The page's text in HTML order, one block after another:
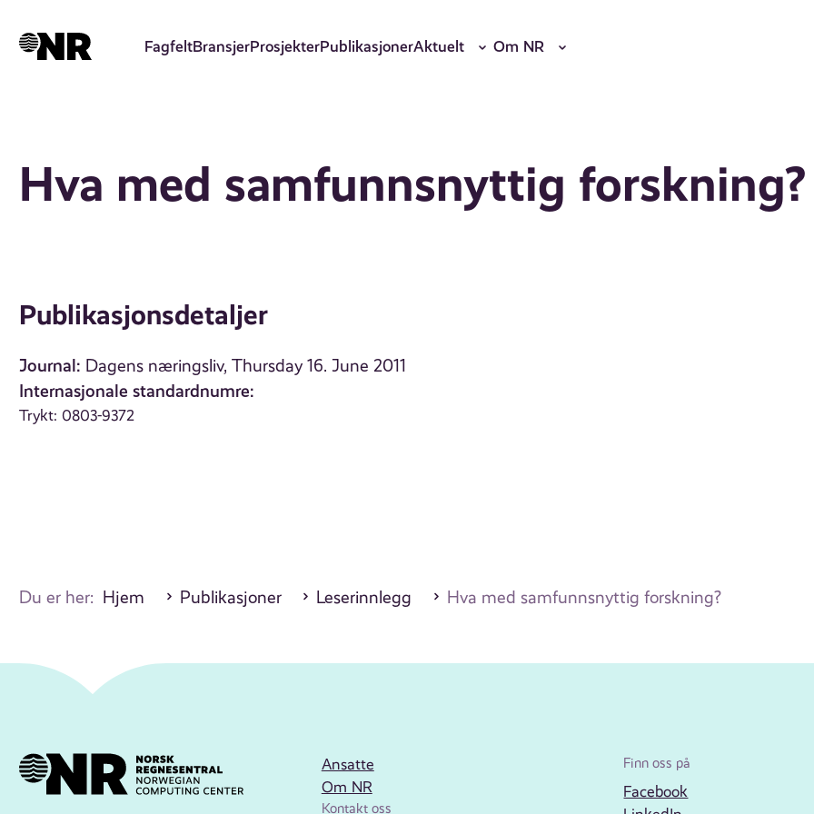
hovedinnhold
FagfeltBransjerProsjekterPublikasjonerAktuelt Om NR
Hva med samfunnsnyttig forskning?
Publikasjonsdetaljer
Journal: Dagens næringsliv, Thursday 16. June 2011
Internasjonale standardnumre:
Trykt: 0803-9372
Du er her: Hjem Publikasjoner Leserinnlegg Hva med samfunnsnyttig forskning?
Ansatte
Om NR
Kontakt oss
Finn oss på
Facebook